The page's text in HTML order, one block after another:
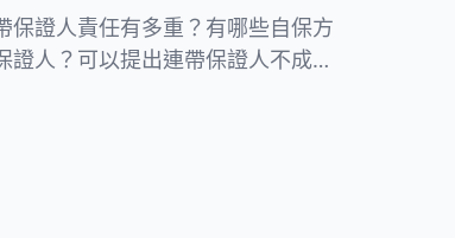
證人責任有多重？有哪些自保方
人？可以提出連帶保證人不成立
提供連帶保證人合約範本！